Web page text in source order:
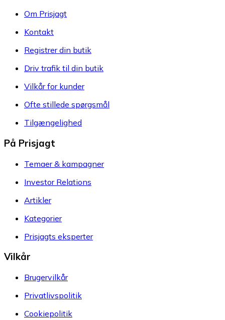
Om Prisjagt
Kontakt
Registrer din butik
Driv trafik til din butik
Vilkår for kunder
Ofte stillede spørgsmål
Tilgængelighed
På Prisjagt
Temaer & kampagner
Investor Relations
Artikler
Kategorier
Prisjagts eksperter
Vilkår
Brugervilkår
Privatlivspolitik
Cookiepolitik